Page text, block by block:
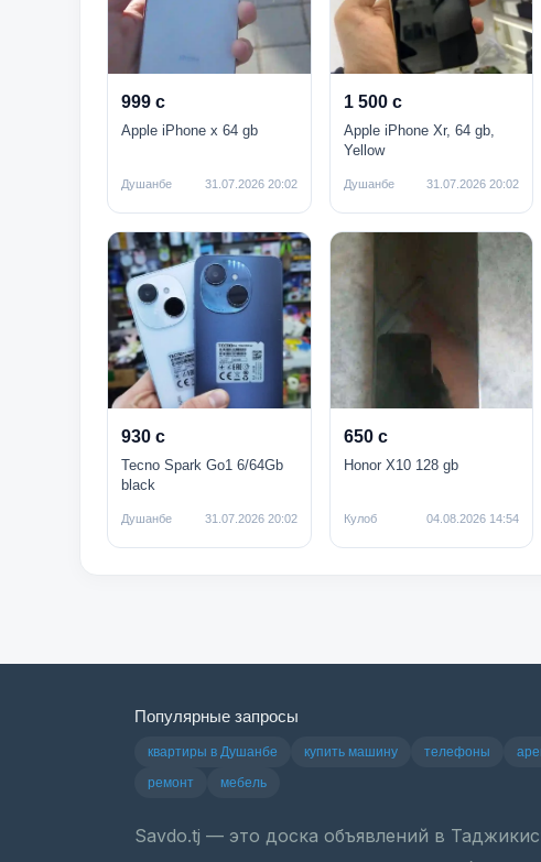
999 с
Apple iPhone x 64 gb
Душанбе 31.07.2026 20:02
1 500 с
Apple iPhone Xr, 64 gb,
Yellow
Душанбе 31.07.2026 20:02
930 с
Tecno Spark Go1 6/64Gb
black
Душанбе 31.07.2026 20:02
650 с
Honor X10 128 gb
Кулоб 04.08.2026 14:54
Популярные запросы
квартиры в Душанбе купить машину телефоны
ремонт
мебель
Savdo.tj — это доска объявлений в